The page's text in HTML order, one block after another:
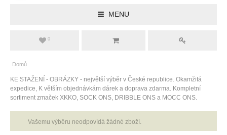
MENU
0
Domů
KE STAŽENÍ - OBRÁZKY - největší výběr v České republice. Okamžitá
expedice, K větším objednávkám dárek a doprava zdarma. Kompletní
sortiment zmaček XKKO, SOCK ONS, DRIBBLE ONS a MOCC ONS.
Vašemu výběru neodpovídá žádné zboží.